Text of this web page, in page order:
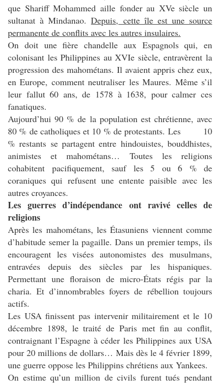
que Shariff Mohammed aille fonder au XVe siècle un
sultanat à Mindanao.Depuis, cette île est une source
permanente de conflits avec les autres insulaires.
On doit une fière chandelle aux Espagnols qui, en
colonisant les Philippines au XVIe siècle, entravèrent la
progression des mahométans. Il avaient appris chez eux,
en Europe, comment neutraliser les Maures. Même s’il
leur fallut 60 ans, de 1578 à 1638, pour calmer ces
fanatiques.
Aujourd’hui 90 % de la population est chrétienne, avec
80 % de catholiques et 10 % de protestants. Les 10
% restants se partagent entre hindouistes, bouddhistes,
animistes et mahométans… Toutes les religions
cohabitent pacifiquement, sauf les 5 ou 6 % de
coraniques qui refusent une entente paisible avec les
autres croyances.
Les guerres d’indépendance ont ravivé celles de
religions
Après les mahométans, les Étasuniens viennent comme
d’habitude semer la pagaille. Dans un premier temps, ils
encouragent les visées autonomistes des musulmans,
entravées depuis des siècles par les hispaniques.
Permettant une floraison de micro-États régis par la
charia. Et d’innombrables foyers de rébellion toujours
actifs.
Les USA finissent pas intervenir militairement et le 10
décembre 1898, le traité de Paris met fin au conflit,
contraignant l’Espagne à céder les Philippines aux USA
pour 20 millions de dollars… Mais dès le 4 février 1899,
une guerre oppose les Philippins chrétiens aux Yankees.
On estime qu’un million de civils furent tués pendant